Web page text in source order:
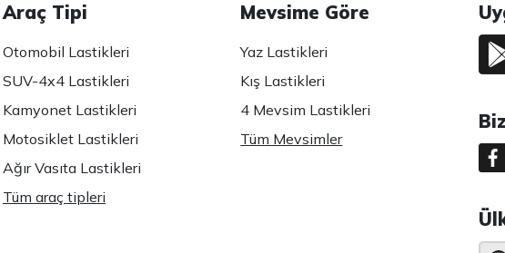
Araç Tipi
Otomobil Lastikleri
SUV-4x4 Lastikleri
Kamyonet Lastikleri
Motosiklet Lastikleri
Ağır Vasıta Lastikleri
Tüm araç tipleri
Mevsime Göre
Yaz Lastikleri
Kış Lastikleri
4 Mevsim Lastikleri
Tüm Mevsimler